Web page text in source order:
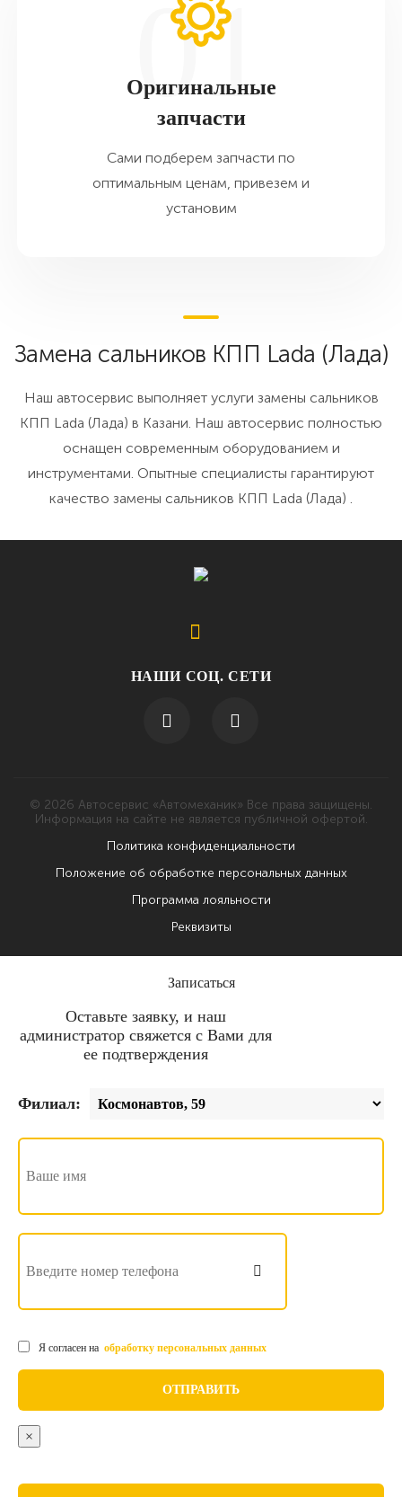
Оригинальные
запчасти
Сами подберем запчасти по
оптимальным ценам, привезем и
установим
Замена сальников КПП Lada (Лада)
Наш автосервис выполняет услуги замены сальников
КПП Lada (Лада) в Казани. Наш автосервис полностью
оснащен современным оборудованием и
инструментами. Опытные специалисты гарантируют
качество замены сальников КПП Lada (Лада) .
НАШИ СОЦ. СЕТИ
© 2026 Автосервис «Автомеханик» Все права защищены.
Информация на сайте не является публичной офертой.
Политика конфиденциальности
Положение об обработке персональных данных
Программа лояльности
Реквизиты
Записаться
Оставьте заявку, и наш
администратор свяжется с Вами для
ее подтверждения
Филиал:
Я согласен на обработку персональных данных
×